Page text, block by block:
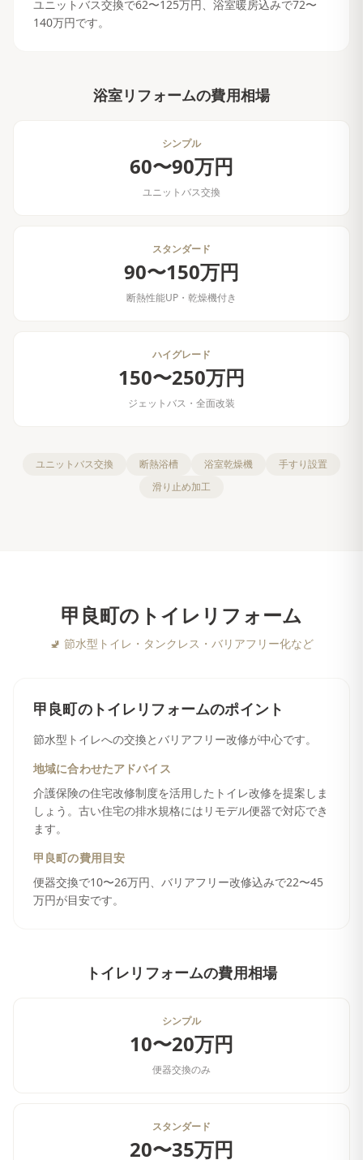
ユニットバス交換で62〜125万円、浴室暖房込みで72〜
140万円です。
浴室リフォームの費用相場
シンプル
60〜90万円
ユニットバス交換
スタンダード
90〜150万円
断熱性能UP・乾燥機付き
ハイグレード
150〜250万円
ジェットバス・全面改装
ユニットバス交換 断熱浴槽 浴室乾燥機
手すり設置
滑り止め加工
甲良町の トイレリフォーム
🚽 節水型トイレ・タンクレス・バリアフリー化など
甲良町 のトイレリフォームのポイント
節水型トイレへの交換とバリアフリー改修が中心です。
地域に合わせたアドバイス
介護保険の住宅改修制度を活用したトイレ改修を提案しま
しょう。古い住宅の排水規格にはリモデル便器で対応でき
ます。
甲良町の費用目安
便器交換で10〜26万円、バリアフリー改修込みで22〜45
万円が目安です。
トイレリフォームの費用相場
シンプル
10〜20万円
便器交換のみ
スタンダード
20〜35万円